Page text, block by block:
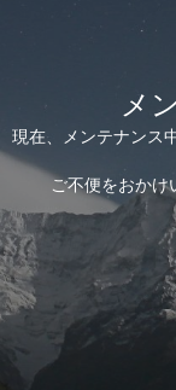
メ
現在、メンテナンス
ご不便をおかけ